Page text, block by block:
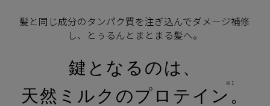
髪と同じ成分のタンパク質を注ぎ込んでダメージ補修
し、とぅるんとまとまる髪へ。
鍵となるのは、
天然ミルクのプロテイン
※1
。